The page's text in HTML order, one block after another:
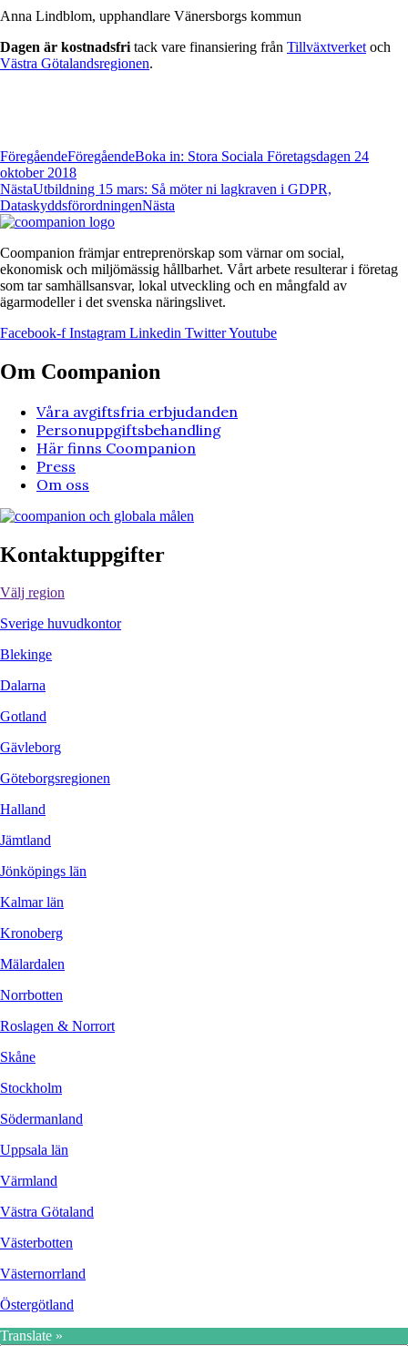
Anna Lindblom, upphandlare Vänersborgs kommun
Dagen är kostnadsfri tack vare finansiering från Tillväxtverket och
Västra Götalandsregionen.
FöregåendeFöregåendeBoka in: Stora Sociala Företagsdagen 24
oktober 2018
NästaUtbildning 15 mars: Så möter ni lagkraven i GDPR,
DataskyddsförordningenNästa
Coompanion främjar entreprenörskap som värnar om social,
ekonomisk och miljömässig hållbarhet. Vårt arbete resulterar i företag
som tar samhällsansvar, lokal utveckling och en mångfald av
ägarmodeller i det svenska näringslivet.
Facebook-f Instagram Linkedin TwitterYoutube
Om Coompanion
Våra avgiftsfria erbjudanden
Personuppgiftsbehandling
Här finns Coompanion
Press
Om oss
Kontaktuppgifter
Välj region
Sverige huvudkontor
Blekinge
Dalarna
Gotland
Gävleborg
Göteborgsregionen
Halland
Jämtland
Jönköpings län
Kalmar län
Kronoberg
Mälardalen
Norrbotten
Roslagen & Norrort
Skåne
Stockholm
Södermanland
Uppsala län
Värmland
Västra Götaland
Västerbotten
Västernorrland
Östergötland
Translate »